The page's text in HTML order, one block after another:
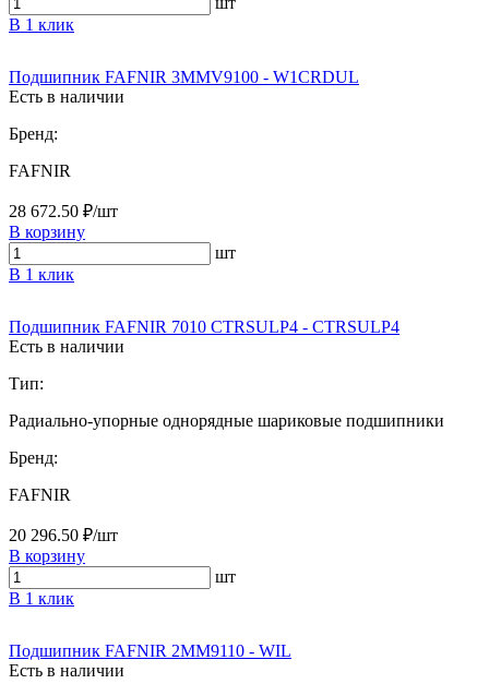
В 1 клик
Подшипник FAFNIR 3MMV9100 - W1CRDUL
Есть в наличии
Бренд:
FAFNIR
28 672.50 ₽/шт
В корзину
шт
В 1 клик
Подшипник FAFNIR 7010 CTRSULP4 - CTRSULP4
Есть в наличии
Тип:
Радиально-упорные однорядные шариковые подшипники
Бренд:
FAFNIR
20 296.50 ₽/шт
В корзину
шт
В 1 клик
Подшипник FAFNIR 2MM9110 - WIL
Есть в наличии